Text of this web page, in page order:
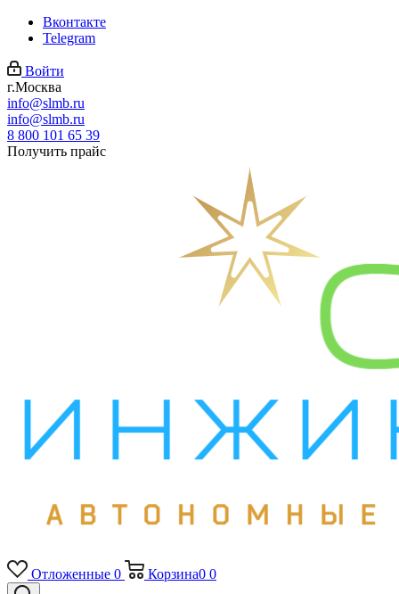
Вконтакте
Telegram
Войти
г.Москва
info@slmb.ru
info@slmb.ru
8 800 101 65 39
Получить прайс
Отложенные 0 Корзина0 0